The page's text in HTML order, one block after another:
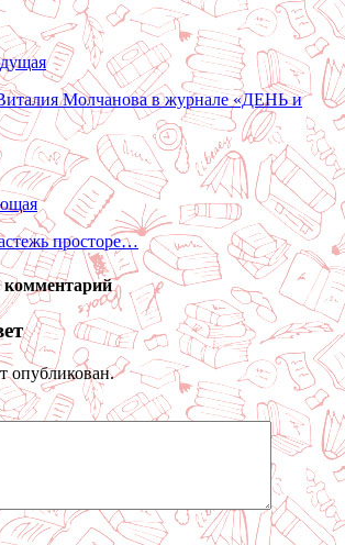
Молчанова в журнале «ДЕНЬ и
просторе…
комментарий
опубликован.